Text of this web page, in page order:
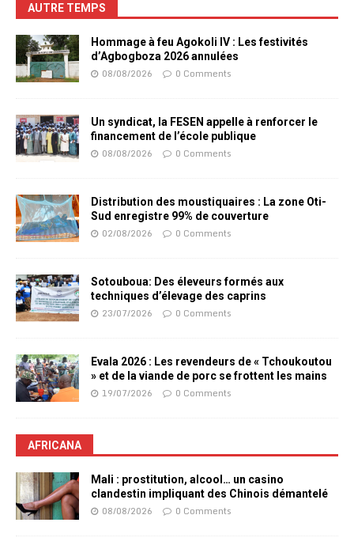
AUTRE TEMPS
Hommage à feu Agokoli IV : Les festivités
d’Agbogboza 2026 annulées
08/08/2026 0 Comments
Un syndicat, la FESEN appelle à renforcer le
financement de l’école publique
08/08/2026 0 Comments
Distribution des moustiquaires : La zone Oti-
Sud enregistre 99% de couverture
02/08/2026 0 Comments
Sotouboua: Des éleveurs formés aux
techniques d’élevage des caprins
23/07/2026 0 Comments
Evala 2026 : Les revendeurs de « Tchoukoutou
» et de la viande de porc se frottent les mains
19/07/2026 0 Comments
AFRICANA
Mali : prostitution, alcool… un casino
clandestin impliquant des Chinois démantelé
08/08/2026 0 Comments